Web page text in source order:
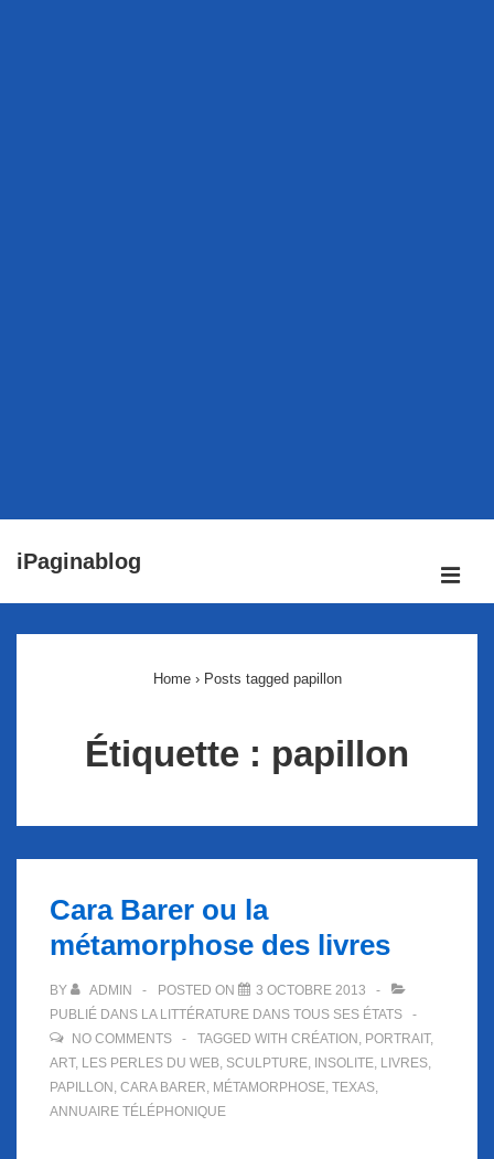
passer
iPaginablog
Home › Posts tagged papillon
Étiquette : papillon
Cara Barer ou la
métamorphose des livres
BY ADMIN POSTED ON
3 OCTOBRE 2013
PUBLIÉ DANS LA LITTÉRATURE DANS TOUS SES ÉTATS
NO COMMENTS
TAGGED WITH CRÉATION , PORTRAIT,
ART, LES PERLES DU WEB, SCULPTURE, INSOLITE, LIVRES,
PAPILLON , CARA BARER, MÉTAMORPHOSE, TEXAS,
ANNUAIRE TÉLÉPHONIQUE